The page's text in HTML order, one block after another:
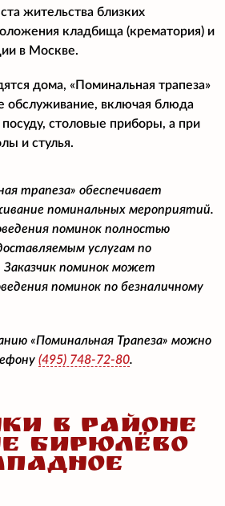
жительства близких
кладбища (крематория) и
в Москве.
дома, «Поминальная трапеза»
обслуживание, включая блюда
столовые приборы, а при
и стулья.
трапеза» обеспечивает
поминальных мероприятий.
поминок полностью
услугам по
Заказчик поминок может
поминок по безналичному
«Поминальная Трапеза» можно
(495) 748-72-80.
В РАЙОНЕ
БИРЮЛЁВО